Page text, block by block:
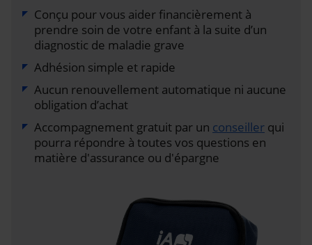
Conçu pour vous aider financièrement à
prendre soin de votre enfant à la suite d’un
diagnostic de maladie grave
Adhésion simple et rapide
Aucun renouvellement automatique ni aucune
obligation d’achat
Accompagnement gratuit par un conseiller qui
pourra répondre à toutes vos questions en
matière d'assurance ou d'épargne